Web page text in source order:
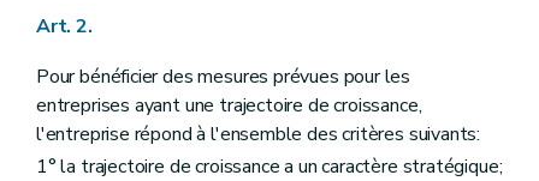
Art. 2.
Pour bénéficier des mesures prévues pour les
entreprises ayant une trajectoire de croissance,
l'entreprise répond à l'ensemble des critères suivants:
1° la trajectoire de croissance a un caractère stratégique;